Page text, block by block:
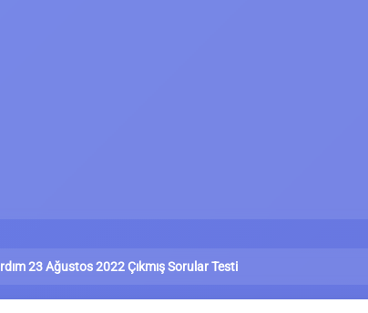
23 Ağustos 2022 Çıkmış Sorular Testi